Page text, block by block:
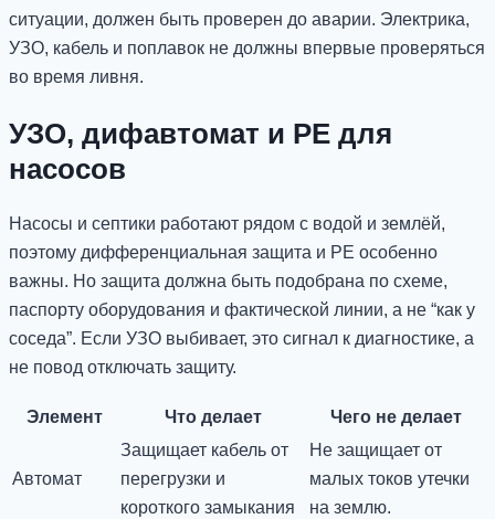
ситуации, должен быть проверен до аварии. Электрика,
УЗО, кабель и поплавок не должны впервые проверяться
во время ливня.
УЗО, дифавтомат и PE для
насосов
Насосы и септики работают рядом с водой и землёй,
поэтому дифференциальная защита и PE особенно
важны. Но защита должна быть подобрана по схеме,
паспорту оборудования и фактической линии, а не “как у
соседа”. Если УЗО выбивает, это сигнал к диагностике, а
не повод отключать защиту.
Элемент Что делает Чего не делает
Автомат
Защищает кабель от
перегрузки и
короткого замыкания
Не защищает от
малых токов утечки
на землю.